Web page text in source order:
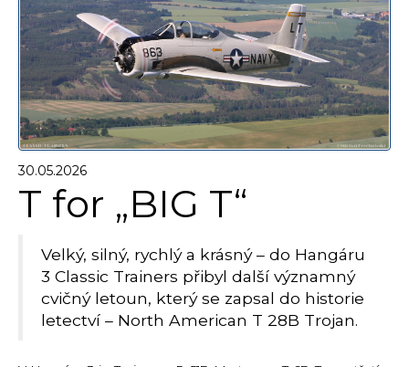
30.05.2026
T for „BIG T“
Velký, silný, rychlý a krásný – do Hangáru
3 Classic Trainers přibyl další významný
cvičný letoun, který se zapsal do historie
letectví – North American T 28B Trojan.